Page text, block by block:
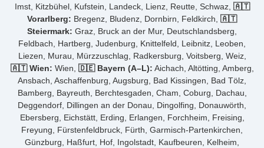
Imst, Kitzbühel, Kufstein, Landeck, Lienz, Reutte, Schwaz, 🇦🇹
Vorarlberg: Bregenz, Bludenz, Dornbirn, Feldkirch, 🇦🇹
Steiermark: Graz, Bruck an der Mur, Deutschlandsberg,
Feldbach, Hartberg, Judenburg, Knittelfeld, Leibnitz, Leoben,
Liezen, Murau, Mürzzuschlag, Radkersburg, Voitsberg, Weiz,
🇦🇹 Wien: Wien, 🇩🇪 Bayern (A–L): Aichach, Altötting, Amberg,
Ansbach, Aschaffenburg, Augsburg, Bad Kissingen, Bad Tölz,
Bamberg, Bayreuth, Berchtesgaden, Cham, Coburg, Dachau,
Deggendorf, Dillingen an der Donau, Dingolfing, Donauwörth,
Ebersberg, Eichstätt, Erding, Erlangen, Forchheim, Freising,
Freyung, Fürstenfeldbruck, Fürth, Garmisch-Partenkirchen,
Günzburg, Haßfurt, Hof, Ingolstadt, Kaufbeuren, Kelheim,